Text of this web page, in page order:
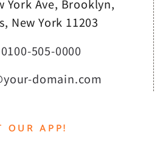
York Ave, Brooklyn,
New York 11203
505-0000
domain.com
OUR APP!